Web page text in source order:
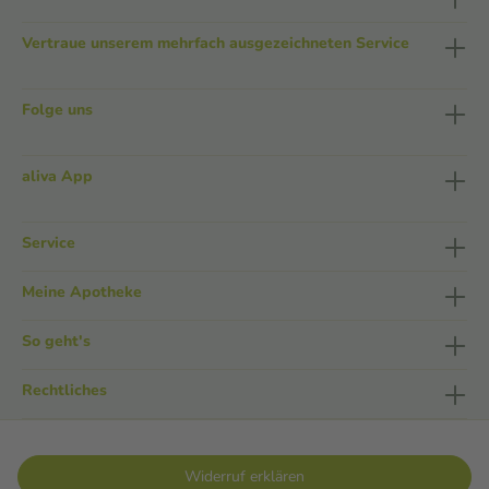
Vertraue unserem mehrfach ausgezeichneten Service
Folge uns
aliva App
Service
Meine Apotheke
So geht's
Rechtliches
Widerruf erklären